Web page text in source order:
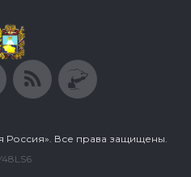
Россия». Все права защищены.